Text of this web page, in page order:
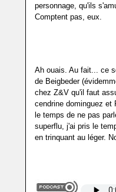
personnage, qu'ils
Comptent pas, eux.
Ah ouais. Au fait... ce
de Beigbeder
chez Z&V qu'il faut
cendrine dominguez et
le temps de ne pas
superflu, j'ai pris le
en trinquant au léger.